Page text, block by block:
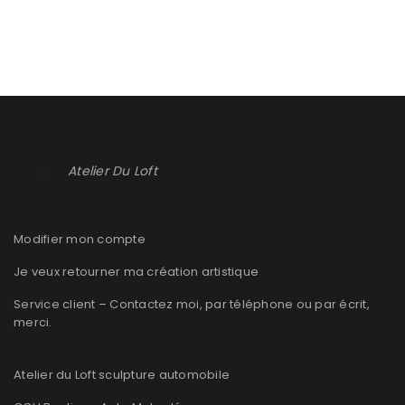
CHRISTINE DACREMONT PILOTE FÉMININE DE RALLYES.
SON PALMARES
Christine Dacremont, originaire des Ardennes, après des
études d’assistante dentaire, elle prend le virus du rallye
Atelier Du Loft
Modifier mon compte
Je veux retourner ma création artistique
Service client – Contactez moi, par téléphone ou par écrit,
merci.
Atelier du Loft sculpture automobile